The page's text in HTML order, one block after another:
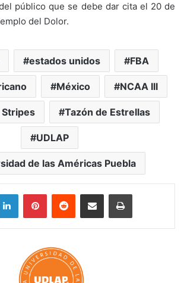
público que se debe dar cita el 20 de
del Dolor.
estados unidos FBA
México NCAA III
Tazón de Estrellas
UDLAP
de las Américas Puebla
LinkedInPinterestReddit Share via Email Print